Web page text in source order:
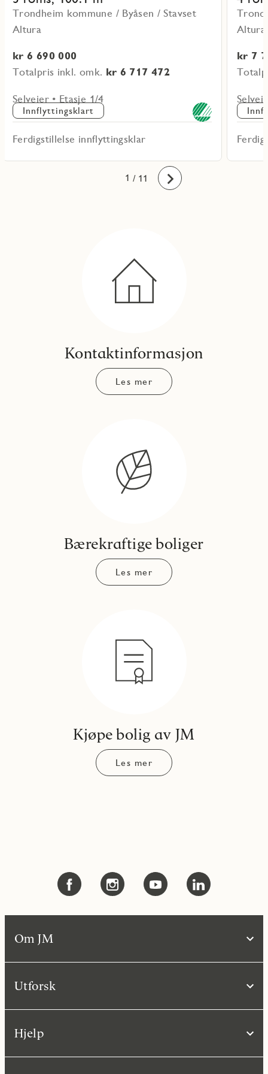
Trondheim kommune / Byåsen / Stavset
Altura
kr 6 690 000
Totalpris inkl. omk. kr 6 717 472
Selveier • Etasje 1/4
Innflyttingsklart
Ferdigstillelse innflyttingsklar
Altura
kr 7
1
2
3
4
5
6
7
8
9
10
11 / 11 Fremover
Kontaktinformasjon
Les mer
Bærekraftige boliger
Les mer
Kjøpe bolig av JM
Les mer
Om JM
Utforsk
Hjelp